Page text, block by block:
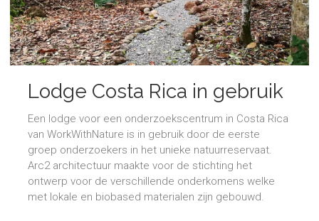
Lodge Costa Rica in gebruik
Een lodge voor een onderzoekscentrum in Costa Rica
van WorkWithNature is in gebruik door de eerste
groep onderzoekers in het unieke natuurreservaat.
Arc2 architectuur maakte voor de stichting het
ontwerp voor de verschillende onderkomens welke
met lokale en biobased materialen zijn gebouwd.